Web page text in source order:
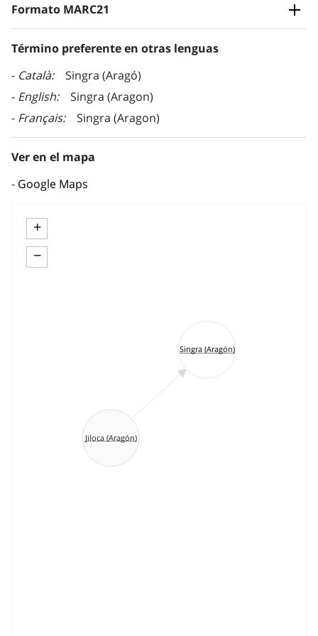
Formato MARC21
Término preferente en otras lenguas
Català
Singra (Aragó)
English
Singra (Aragon)
Français
Singra (Aragon)
Ver en el mapa
Google Maps
+
−
Singra (Aragón)
Jiloca (Aragón)